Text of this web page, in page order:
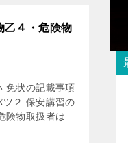
乙４・危険物
免状の記載事項
２ 保安講習の
険物取扱者は